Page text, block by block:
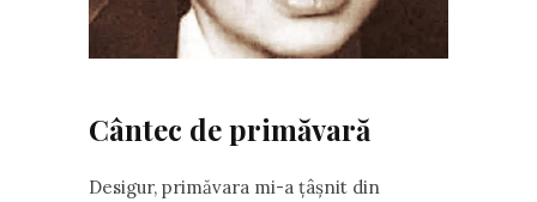
Cântec de primăvară
Desigur, primăvara mi-a ţâşnit din